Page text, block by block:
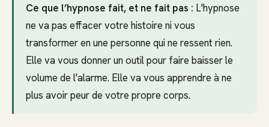
Ce que l’hypnose fait, et ne fait pas : L'hypnose
ne va pas effacer votre histoire ni vous
transformer en une personne qui ne ressent rien.
Elle va vous donner un outil pour faire baisser le
volume de l'alarme. Elle va vous apprendre à ne
plus avoir peur de votre propre corps.